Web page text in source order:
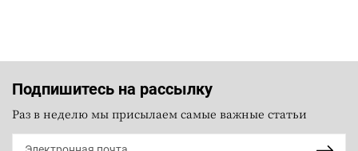
Подпишитесь на рассылку
Раз в неделю мы присылаем самые важные статьи